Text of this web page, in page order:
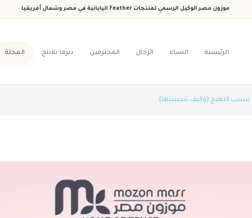
موزون مصر الوكيل الرسمي لمنتجات Feather اليابانية في مصر وشمال أفريقيا
الرئيسية النساء الرجال المحترفين ديرما بلاننج المجلة